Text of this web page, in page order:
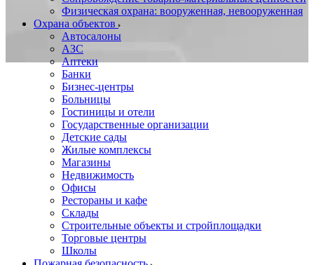
Физическая охрана: вооруженная, невооруженная
Охрана объектов
Автосалоны
АЗС
Аптеки
Банки
Бизнес-центры
Больницы
Гостиницы и отели
Государственные организации
Детские сады
Жилые комплексы
Магазины
Недвижимость
Офисы
Рестораны и кафе
Склады
Строительные объекты и стройплощадки
Торговые центры
Школы